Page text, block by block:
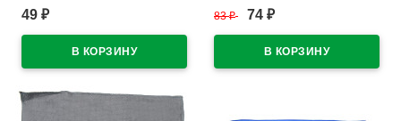
уп серая арт.55-0313
49 ₽
250г/м2 б/уп голубая арт.55-
83₽ 74 ₽